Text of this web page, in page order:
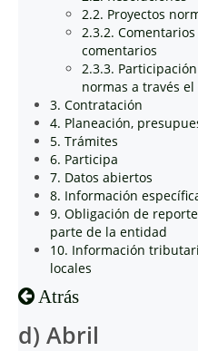
2.2. Proyectos
2.3.2.
comentarios
2.3.3.
normas a través el
3. Contratación
4. Planeación,
5. Trámites
6. Participa
7. Datos abiertos
8. Información
9. Obligación de
parte de la entidad
10. Información
locales
Atrás
d) Abril